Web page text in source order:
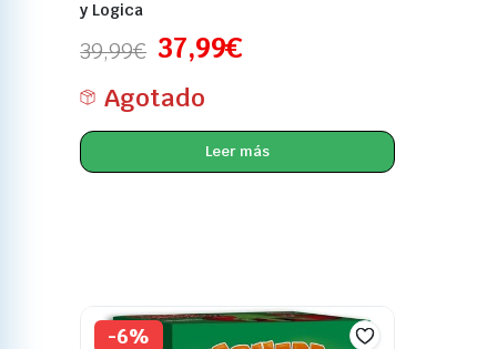
y Logica
39,99€ 37,99€
Agotado
Leer más
-6%